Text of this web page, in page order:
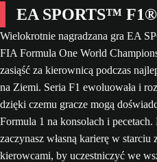
EA SPORTS™ F1®
Wielokrotnie nagradzana gra EA
FIA Formula One World
zasiąść za kierownicą podczas
na Ziemi. Seria F1 ewoluowała i
dzięki czemu gracze mogą
Formula 1 na konsolach i
zaczynasz własną karierę w
kierowcami, by uczestniczyć we